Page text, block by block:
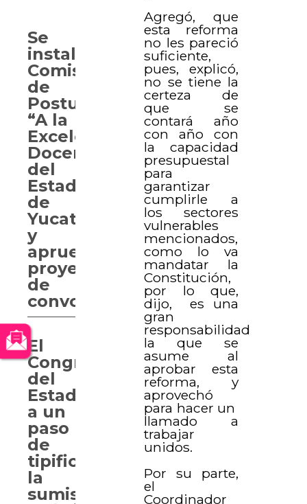
Agregó, que
esta reforma
no les pareció
suficiente,
pues, explicó,
no se tiene la
certeza de
que se
contará año
con año con
la capacidad
presupuestal
para
garantizar
cumplirle a
los sectores
vulnerables
mencionados,
como lo va
mandatar la
Constitución,
por lo que,
dijo, es una
gran
responsabilidad
la que se
asume al
aprobar esta
reforma, y
aprovechó
para hacer un
llamado a
trabajar
unidos.
Por su parte,
el
Coordinador
Se
instala
Comisión
de
Postulación
“A la
Excelencia
Docente
del
Estado
de
Yucatán”
y
aprueban
proyecto
de
convocatoria
El
Congreso
del
Estado,
a un
paso
de
tipificar
la
sumisión